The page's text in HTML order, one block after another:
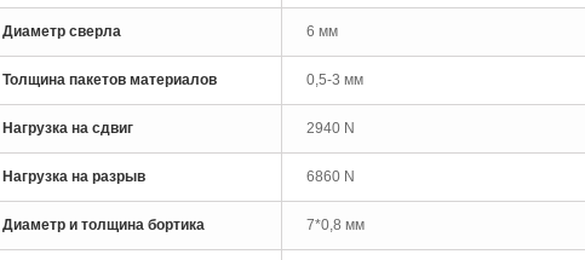
Диаметр сверла 6 мм
Толщина пакетов материалов 0,5-3 мм
Нагрузка на сдвиг 2940 N
Нагрузка на разрыв 6860 N
Диаметр и толщина бортика 7*0,8 мм